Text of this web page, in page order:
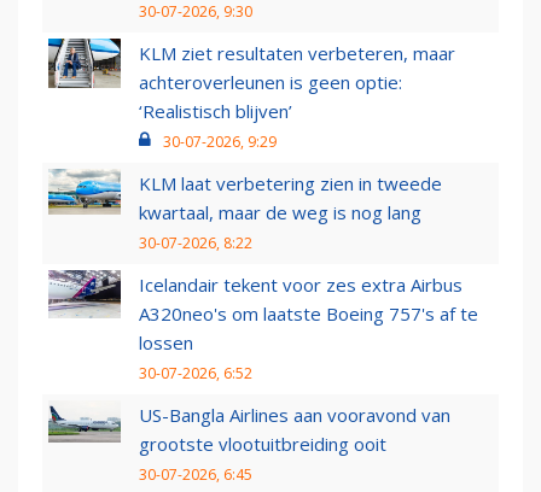
30-07-2026, 9:30
KLM ziet resultaten verbeteren, maar
achteroverleunen is geen optie:
‘Realistisch blijven’
30-07-2026, 9:29
KLM laat verbetering zien in tweede
kwartaal, maar de weg is nog lang
30-07-2026, 8:22
Icelandair tekent voor zes extra Airbus
A320neo's om laatste Boeing 757's af te
lossen
30-07-2026, 6:52
US-Bangla Airlines aan vooravond van
grootste vlootuitbreiding ooit
30-07-2026, 6:45